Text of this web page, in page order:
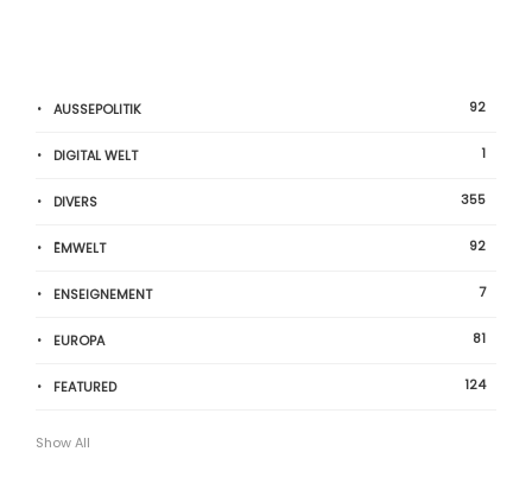
AUSSEPOLITIK 92
DIGITAL WELT 1
DIVERS 355
ËMWELT 92
ENSEIGNEMENT 7
EUROPA 81
FEATURED 124
Show All